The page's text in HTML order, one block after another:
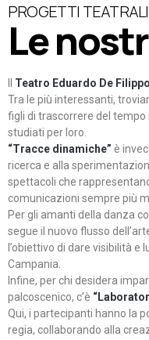
PROGETTI TEATRALI
Le
Teatro Eduardo De Filippo
Tra le più interessanti,
figli di trascorrere del
studiati per loro.
“Tracce dinamiche” è
ricerca e alla
spettacoli che
comunicazioni sempre più
Per gli amanti della danza
segue il nuovo flusso
l’obiettivo di dare visibilità
Campania.
Infine, per chi desidera
palcoscenico, c’è
Qui, i partecipanti hanno la
regia, collaborando alla